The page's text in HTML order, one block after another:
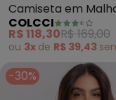
Camiseta em
White)
COLCCI
R$ 118,30R$ 169,00
ou 3x de R$ 39,43
-30%